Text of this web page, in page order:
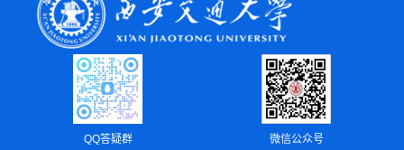
QQ答疑群 微信公众号